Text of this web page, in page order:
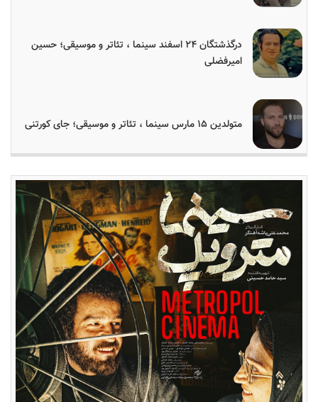
درگذشتگان ۲۴ اسفند سینما ، تئاتر و موسیقی؛ حسین
امیرفضلی
متولدین ۱۵ مارس سینما ، تئاتر و موسیقی؛ جای کورتنی